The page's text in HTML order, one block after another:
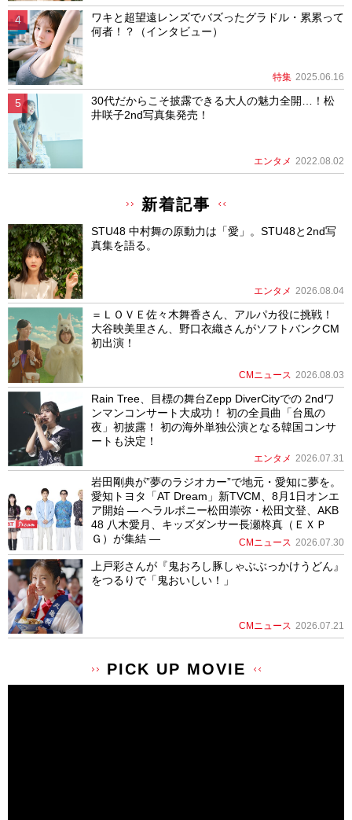
ワキと超望遠レンズでバズったグラドル・累累って
何者！？（インタビュー）
特集 2025.06.16
30代だからこそ披露できる大人の魅力全開…！松
井咲子2nd写真集発売！
エンタメ 2022.08.02
新着記事
STU48 中村舞の原動力は「愛」。STU48と2nd写
真集を語る。
エンタメ 2026.08.04
＝ＬＯＶＥ佐々木舞香さん、アルパカ役に挑戦！
大谷映美里さん、野口衣織さんがソフトバンクCM
初出演！
CMニュース 2026.08.03
Rain Tree、目標の舞台Zepp DiverCityでの 2ndワ
ンマンコンサート大成功！ 初の全員曲「台風の
夜」初披露！ 初の海外単独公演となる韓国コンサ
ートも決定！
エンタメ 2026.07.31
岩田剛典が”夢のラジオカー”で地元・愛知に夢を。
愛知トヨタ「AT Dream」新TVCM、8月1日オンエ
ア開始 ― ヘラルボニー松田崇弥・松田文登、AKB
48 八木愛月、キッズダンサー長瀬柊真（ＥＸＰ
Ｇ）が集結 ―
CMニュース 2026.07.30
上戸彩さんが『鬼おろし豚しゃぶぶっかけうどん』
をつるりで「鬼おいしい！」
CMニュース 2026.07.21
PICK UP MOVIE